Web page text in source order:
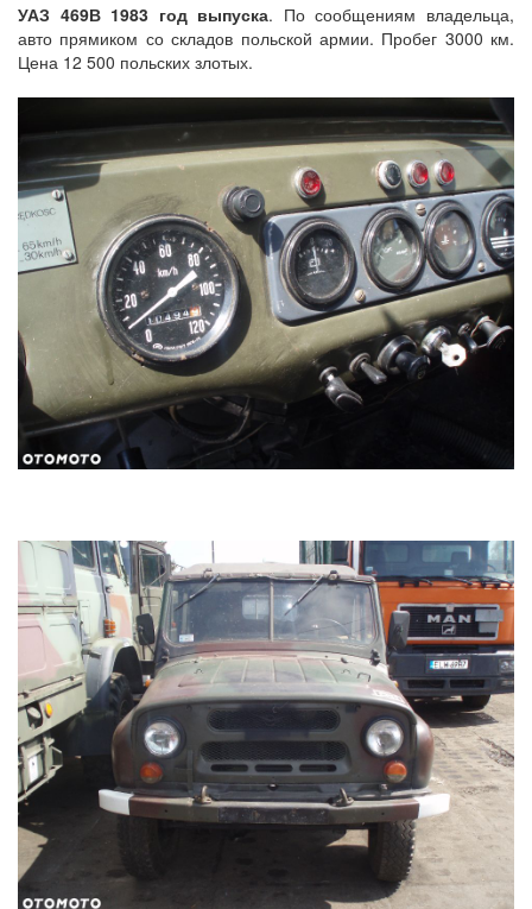
УАЗ 469В 1983 год выпуска. По сообщениям владельца,
авто прямиком со складов польской армии. Пробег 3000 км.
Цена 12 500 польских злотых.